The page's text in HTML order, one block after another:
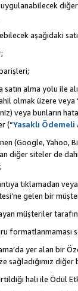
aşağıdaki
satın alma yolu
olmak üzere
veya bunların
(“Yasaklı
(Google, Yahoo,
diğer siteler de
tıklamadan
gelen bir
müşteriler
yer alan bir
sağladığımız
hali ile Ödül